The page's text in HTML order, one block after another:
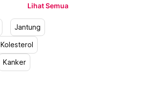
Lihat Semua
Jantung
Kolesterol
Kanker